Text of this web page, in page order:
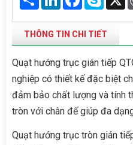
THÔNG TIN CHI TIẾT
Quạt hướng trục gián tiếp
nghiệp có thiết kế đặc biệt
đảm bảo chất lượng và tính
tròn với chân đế giúp đa
Quạt hướng trục tròn gián